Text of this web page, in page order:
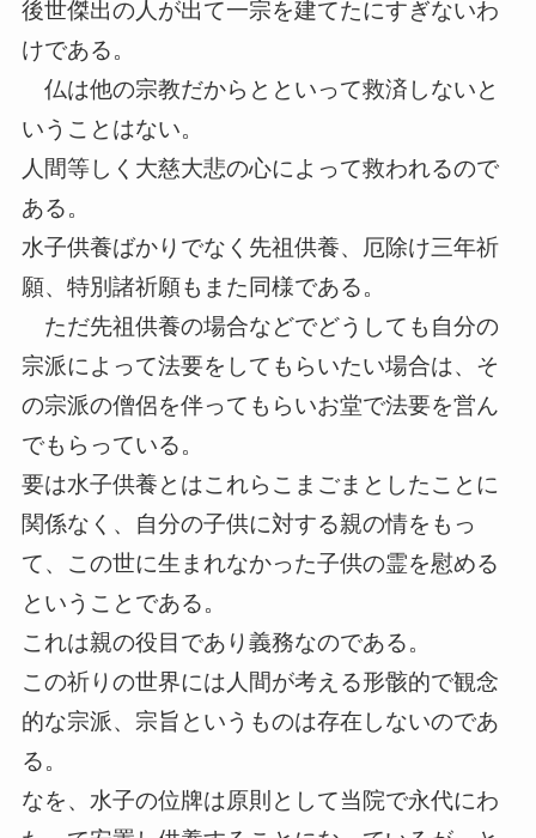
後世傑出の人が出て一宗を建てたにすぎないわ
けである。
仏は他の宗教だからとといって救済しないと
いうことはない。
人間等しく大慈大悲の心によって救われるので
ある。
水子供養ばかりでなく先祖供養、厄除け三年祈
願、特別諸祈願もまた同様である。
ただ先祖供養の場合などでどうしても自分の
宗派によって法要をしてもらいたい場合は、そ
の宗派の僧侶を伴ってもらいお堂で法要を営ん
でもらっている。
要は水子供養とはこれらこまごまとしたことに
関係なく、自分の子供に対する親の情をもっ
て、この世に生まれなかった子供の霊を慰める
ということである。
これは親の役目であり義務なのである。
この祈りの世界には人間が考える形骸的で観念
的な宗派、宗旨というものは存在しないのであ
る。
なを、水子の位牌は原則として当院で永代にわ